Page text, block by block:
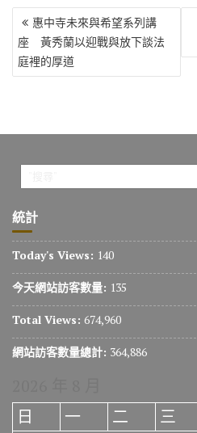
文
章
導
覽
惠中寺未來與希望系列講
座 黃秀蘭以迎戰與放下談法
庭裡的厚道
統計
Today's Views: 140
今天網站訪客數量: 135
Total Views: 674,960
網站訪客數量總計: 364,886
日
一 二 三